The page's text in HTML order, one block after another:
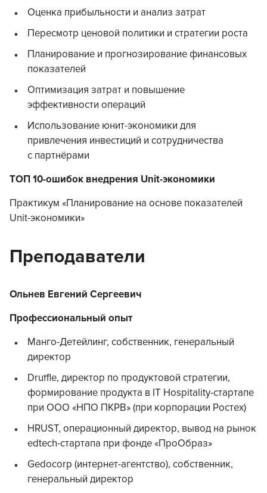
Оценка прибыльности и анализ затрат
Пересмотр ценовой политики и стратегии роста
Планирование и прогнозирование финансовых
показателей
Оптимизация затрат и повышение
эффективности операций
Использование юнит-экономики для
привлечения инвестиций и сотрудничества
с партнёрами
ТОП 10-ошибок внедрения Unit-экономики
Практикум «Планирование на основе показателей
Unit-экономики»
Преподаватели
Ольнев Евгений Сергеевич
Профессиональный опыт
Манго-Детейлинг, собственник, генеральный
директор
Druffle, директор по продуктовой стратегии,
формирование продукта в IT Hospitality-стартапе
при ООО «НПО ПКРВ» (при корпорации Ростех)
HRUST, операционный директор, вывод на рынок
edtech-стартапа при фонде «ПроОбраз»
Gedocorp (интернет-агентство), собственник,
генеральный директор